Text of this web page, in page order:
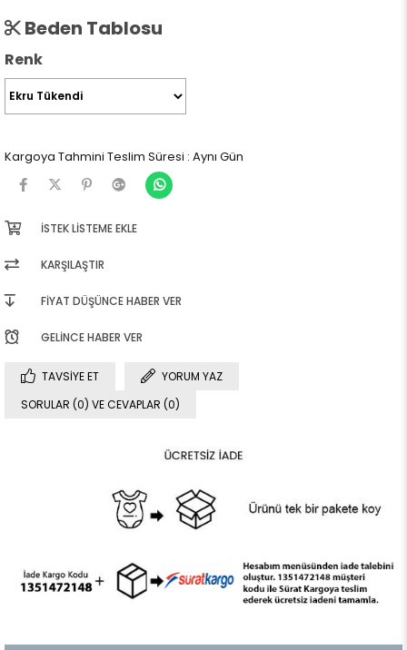
Beden Tablosu
Renk
Kargoya Tahmini Teslim Süresi : Aynı Gün
İSTEK LISTEME EKLE
KARŞILAŞTIR
FIYAT DÜŞÜNCE HABER VER
GELINCE HABER VER
TAVSIYE ET
YORUM YAZ
SORULAR (0) VE CEVAPLAR (0)